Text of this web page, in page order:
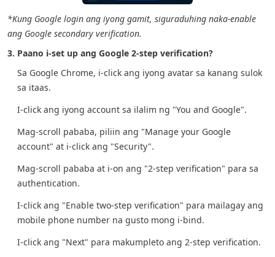
*Kung Google login ang iyong gamit, siguraduhing naka-enable
ang Google secondary verification.
3. Paano i-set up ang Google 2-step verification?
Sa Google Chrome, i-click ang iyong avatar sa kanang sulok
sa itaas.
I-click ang iyong account sa ilalim ng "You and Google".
Mag-scroll pababa, piliin ang "Manage your Google
account" at i-click ang "Security".
Mag-scroll pababa at i-on ang "2-step verification" para sa
authentication.
I-click ang "Enable two-step verification" para mailagay ang
mobile phone number na gusto mong i-bind.
I-click ang "Next" para makumpleto ang 2-step verification.